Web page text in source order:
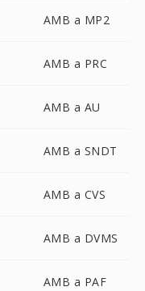
AMB a MP2
AMB a PRC
AMB a AU
AMB a SNDT
AMB a CVS
AMB a DVMS
AMB a PAF